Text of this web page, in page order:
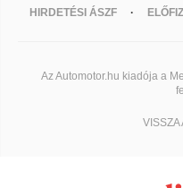
HIRDETÉSI ÁSZF
Az Automotor.hu kiadója a
VISSZA